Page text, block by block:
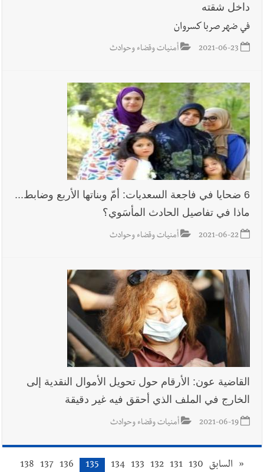
داخل شقته
في ضهر صربا كسروان
2021-06-23 أمنيات وقضاء وحوادث
6 ضحايا في فاجعة السعديات: أمّ وبناتها الأربع وضابط...
ماذا في تفاصيل الحادث المأسَوي؟
2021-06-22 أمنيات وقضاء وحوادث
القاضية عون: الأرقام حول تحويل الأموال النقدية إلى
الخارج في الملف الذي أحقق فيه غير دقيقة
2021-06-19 أمنيات وقضاء وحوادث
« السابق 130
131
132
133
134
135
136
137
138